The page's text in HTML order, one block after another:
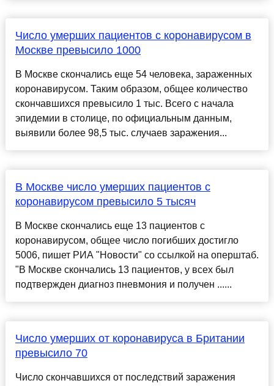
Число умерших пациентов с коронавирусом в
Москве превысило 1000
В Москве скончались еще 54 человека, зараженных
коронавирусом. Таким образом, общее количество
скончавшихся превысило 1 тыс. Всего с начала
эпидемии в столице, по официальным данным,
выявили более 98,5 тыс. случаев заражения...
В Москве число умерших пациентов с
коронавирусом превысило 5 тысяч
В Москве скончались еще 13 пациентов с
коронавирусом, общее число погибших достигло
5006, пишет РИА "Новости" со ссылкой на оперштаб.
"В Москве скончались 13 пациентов, у всех был
подтвержден диагноз пневмония и получен ......
Число умерших от коронавируса в Британии
превысило 70
Число скончавшихся от последствий заражения